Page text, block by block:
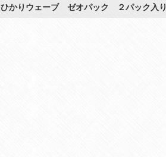
ひかりウェーブ ゼオパック ２パック入り